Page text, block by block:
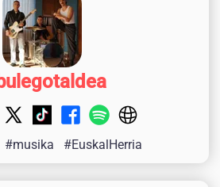
#musika #EuskalHerria